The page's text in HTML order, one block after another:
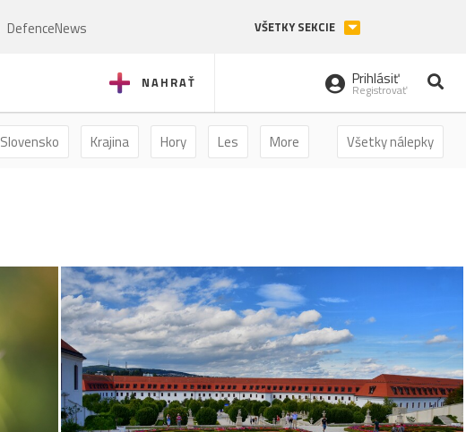
DefenceNews VŠETKY SEKCIE
NAHRAŤ Prihlásiť
Registrovať
Všetky nálepky
Slovensko Krajina Hory Les More